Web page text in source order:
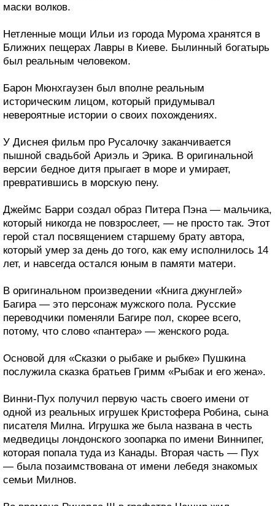
маски волков.
Нетленные мощи Ильи из города Мурома хранятся в
Ближних пещерах Лавры в Киеве. Былинный богатырь
был реальным человеком.
Барон Мюнхгаузен был вполне реальным
историческим лицом, который придумывал
невероятные истории о своих похождениях.
У Диснея фильм про Русалочку заканчивается
пышной свадьбой Ариэль и Эрика. В оригинальной
версии бедное дитя прыгает в море и умирает,
превратившись в морскую пену.
Джеймс Барри создал образ Питера Пэна — мальчика,
который никогда не повзрослеет, — не просто так. Этот
герой стал посвящением старшему брату автора,
который умер за день до того, как ему исполнилось 14
лет, и навсегда остался юным в памяти матери.
В оригинальном произведении «Книга джунглей»
Багира — это персонаж мужского пола. Русские
переводчики поменяли Багире пол, скорее всего,
потому, что слово «пантера» — женского рода.
Основой для «Сказки о рыбаке и рыбке» Пушкина
послужила сказка братьев Гримм «Рыбак и его жена».
Винни-Пух получил первую часть своего имени от
одной из реальных игрушек Кристофера Робина, сына
писателя Милна. Игрушка же была названа в честь
медведицы лондонского зоопарка по имени Виннипег,
которая попала туда из Канады. Вторая часть — Пух
— была позаимствована от имени лебедя знакомых
семьи Милнов.